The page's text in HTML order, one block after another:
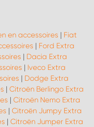
en accessoires | Fiat
| Ford Extra
| Dacia Extra
| Iveco Extra
| Dodge Extra
| Citroën Berlingo Extra
| Citroën Nemo Extra
| Citroën Jumpy Extra
| Citroën Jumper Extra